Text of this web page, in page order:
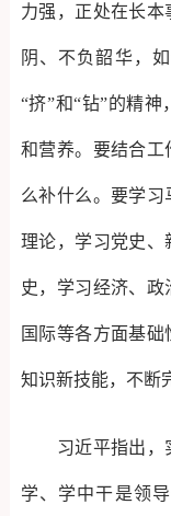
力强，正处在长
阴、不负韶华，
“挤”和“钻”的精
和营养。要结合工
么补什么。要学
理论，学习党史
史，学习经济、政
国际等各方面基
知识新技能，不断
习近平指出，实
学、学中干是领